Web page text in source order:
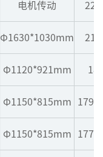
电机传动
Φ1630*1030mm
Φ1120*921mm
Φ1150*815mm
Φ1150*815mm